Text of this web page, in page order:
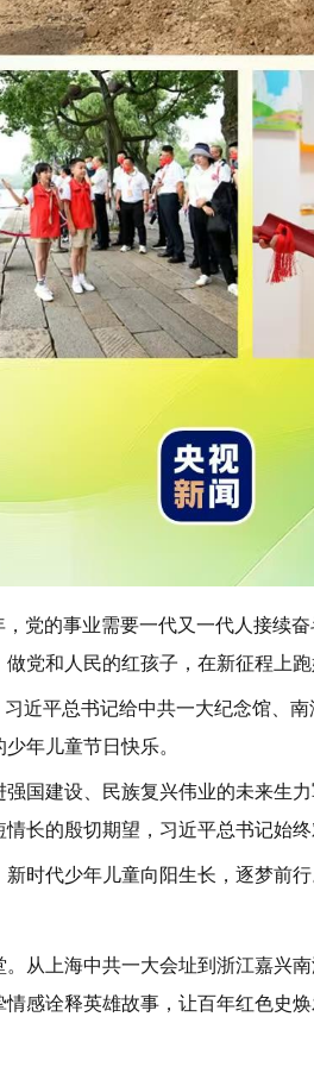
党的事业需要一代又一代人接续
党和人民的红孩子，在新征程上
近平总书记给中共一大纪念馆、
年儿童节日快乐。
国建设、民族复兴伟业的未来生
长的殷切期望，习近平总书记始
时代少年儿童向阳生长，逐梦前行
从上海中共一大会址到浙江嘉兴
感诠释英雄故事，让百年红色史